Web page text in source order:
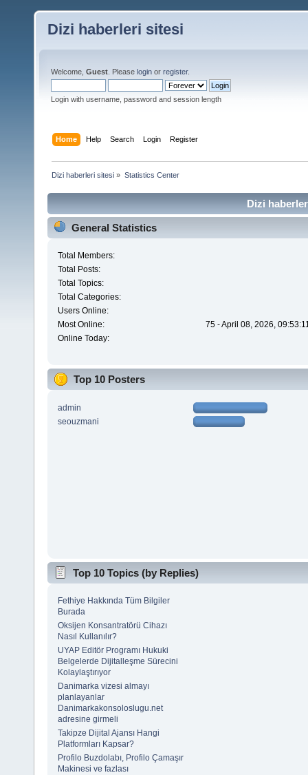
Dizi haberleri sitesi
Welcome, Guest . Please login or register.
Login with username, password and session length
Home Help Search Login Register
Dizi haberleri sitesi » Statistics Center
Dizi
General Statistics
Total Members:
Total Posts:
Total Topics:
Total Categories:
Users Online:
Most Online:
75 - April 08, 2026,
Online Today:
Top 10 Posters
admin
seouzmani
Top 10 Topics (by Replies)
Fethiye Hakkında Tüm Bilgiler
Burada
Oksijen Konsantratörü Cihazı
Nasıl Kullanılır?
UYAP Editör Programı Hukuki
Belgelerde Dijitalleşme Sürecini
Kolaylaştırıyor
Danimarka vizesi almayı
planlayanlar
Danimarkakonsoloslugu.net
adresine girmeli
Takipze Dijital Ajansı Hangi
Platformları Kapsar?
Profilo Buzdolabı, Profilo Çamaşır
Makinesi ve fazlası